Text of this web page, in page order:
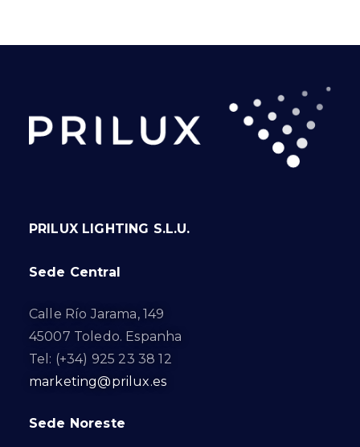
PRILUX LIGHTING S.L.U.
Sede Central
Calle Río Jarama, 149
45007 Toledo. Espanha
Tel: (+34) 925 23 38 12
marketing@prilux.es
Sede Noreste